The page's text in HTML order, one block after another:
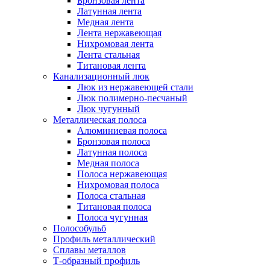
Латунная лента
Медная лента
Лента нержавеющая
Нихромовая лента
Лента стальная
Титановая лента
Канализационный люк
Люк из нержавеющей стали
Люк полимерно-песчаный
Люк чугунный
Металлическая полоса
Алюминиевая полоса
Бронзовая полоса
Латунная полоса
Медная полоса
Полоса нержавеющая
Нихромовая полоса
Полоса стальная
Титановая полоса
Полоса чугунная
Полособульб
Профиль металлический
Сплавы металлов
Т-образный профиль